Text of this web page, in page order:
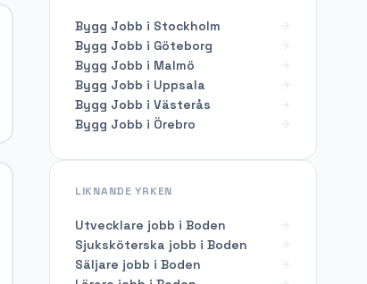
Bygg Jobb i Stockholm
Bygg Jobb i Göteborg
Bygg Jobb i Malmö
Bygg Jobb i Uppsala
Bygg Jobb i Västerås
Bygg Jobb i Örebro
LIKNANDE YRKEN
Utvecklare jobb i Boden
Sjuksköterska jobb i Boden
Säljare jobb i Boden